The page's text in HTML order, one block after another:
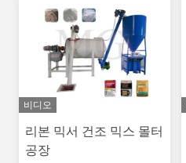
비디오
리본 믹서 건조 믹스 몰터
공장